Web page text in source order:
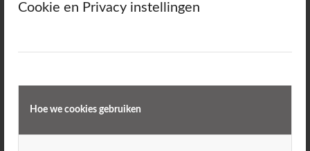
Cookie en Privacy instellingen
Hoe we cookies gebruiken